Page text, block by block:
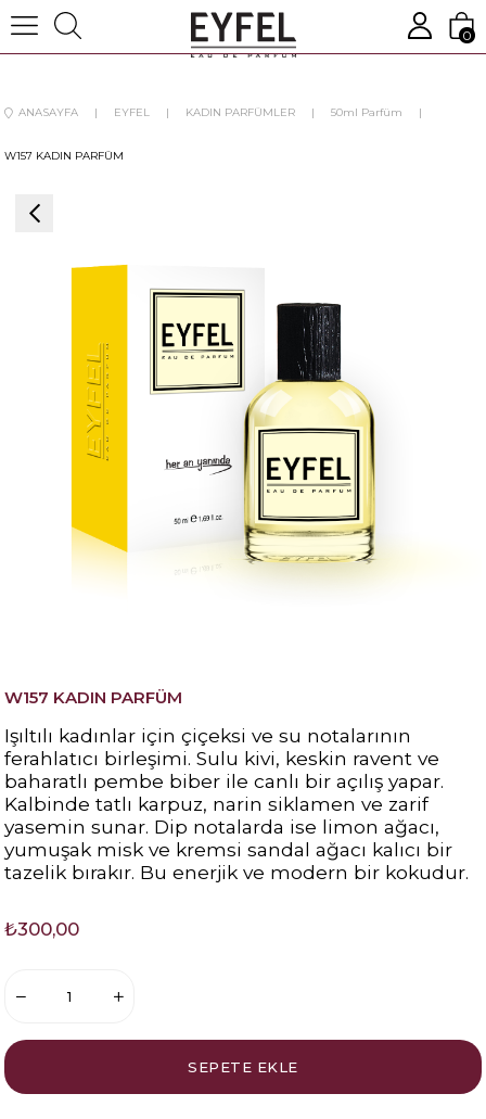
0
ANASAYFA EYFEL KADIN PARFÜMLER 50ml Parfüm
W157 KADIN PARFÜM
W157 KADIN PARFÜM
Işıltılı kadınlar için çiçeksi ve su notalarının
ferahlatıcı birleşimi. Sulu kivi, keskin ravent ve
baharatlı pembe biber ile canlı bir açılış yapar.
Kalbinde tatlı karpuz, narin siklamen ve zarif
yasemin sunar. Dip notalarda ise limon ağacı,
yumuşak misk ve kremsi sandal ağacı kalıcı bir
tazelik bırakır. Bu enerjik ve modern bir kokudur.
₺300,00